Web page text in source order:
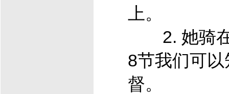
上。
2. 她骑在
8节我们可
督。